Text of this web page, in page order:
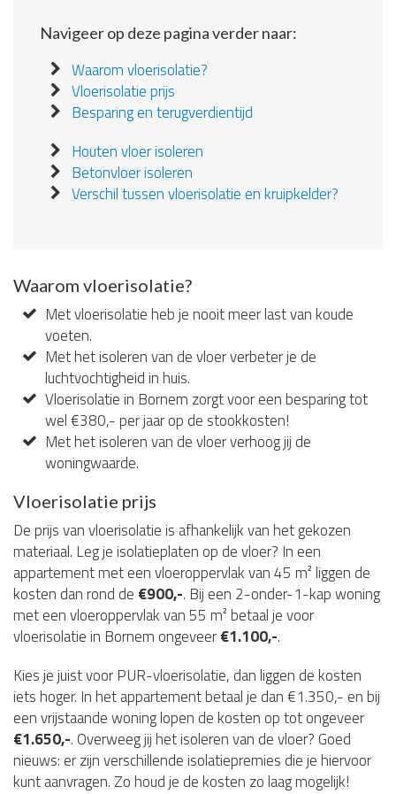
Navigeer op deze pagina verder naar:
Waarom vloerisolatie?
Vloerisolatie prijs
Besparing en terugverdientijd
Houten vloer isoleren
Betonvloer isoleren
Verschil tussen vloerisolatie en kruipkelder?
Waarom vloerisolatie?
Met vloerisolatie heb je nooit meer last van koude
voeten.
Met het isoleren van de vloer verbeter je de
luchtvochtigheid in huis.
Vloerisolatie in Bornem zorgt voor een besparing tot
wel €380,- per jaar op de stookkosten!
Met het isoleren van de vloer verhoog jij de
woningwaarde.
Vloerisolatie prijs
De prijs van vloerisolatie is afhankelijk van het gekozen
materiaal. Leg je isolatieplaten op de vloer? In een
appartement met een vloeroppervlak van 45 m² liggen de
kosten dan rond de €900,-. Bij een 2-onder-1-kap woning
met een vloeroppervlak van 55 m² betaal je voor
vloerisolatie in Bornem ongeveer€1.100,-.
Kies je juist voor PUR-vloerisolatie, dan liggen de kosten
iets hoger. In het appartement betaal je dan €1.350,- en bij
een vrijstaande woning lopen de kosten op tot ongeveer
€1.650,-. Overweeg jij het isoleren van de vloer? Goed
nieuws: er zijn verschillende isolatiepremies die je hiervoor
kunt aanvragen. Zo houd je de kosten zo laag mogelijk!